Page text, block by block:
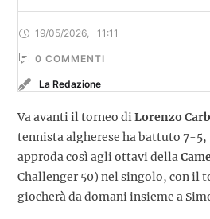
19/05/2026 11:11
0 COMMENTI
La Redazione
Va avanti il torneo diLorenzo
tennista algherese ha battuto 7-
approda così agli ottavi della
Challenger 50) nel singolo, con il
giocherà da domani insieme a